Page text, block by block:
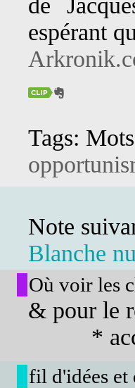
de
espérant
Tags:
Note
Blanche
Où voir les
& pour le
* accès
fil d'idées et